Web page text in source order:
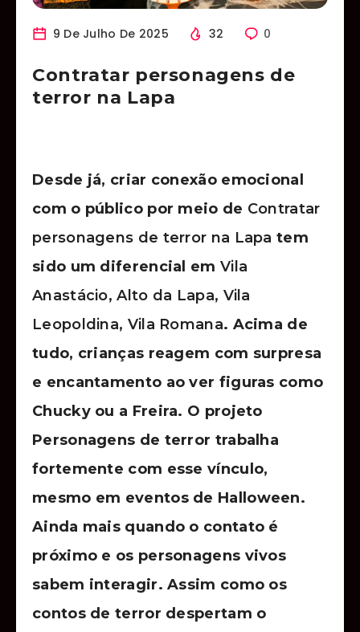
9 De Julho De 2025 32 0
Contratar personagens de
terror na Lapa
Desde já, criar conexão emocional
com o público por meio de Contratar
personagens de terror na Lapa tem
sido um diferencial em Vila
Anastácio, Alto da Lapa, Vila
Leopoldina, Vila Romana. Acima de
tudo, crianças reagem com surpresa
e encantamento ao ver figuras como
Chucky ou a Freira. O projeto
Personagens de terror trabalha
fortemente com esse vínculo,
mesmo em eventos de Halloween.
Ainda mais quando o contato é
próximo e os personagens vivos
sabem interagir. Assim como os
contos de terror despertam o